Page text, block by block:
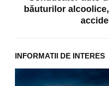
băuturilor
INFORMATII DE INTERES